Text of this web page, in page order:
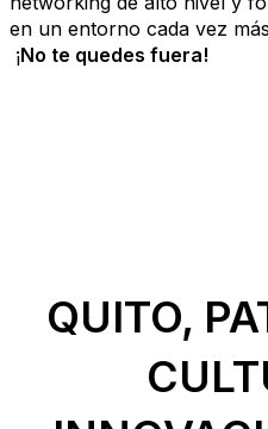
en un entorno cada vez
¡No te quedes fuera!
QUITO,